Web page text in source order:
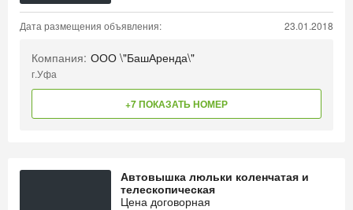
Дата размещения объявления: 23.01.2018
Компания: ООО \"БашАренда\"
г.Уфа
+7 ПОКАЗАТЬ НОМЕР
Автовышка люльки коленчатая и
телескопическая
Цена договорная